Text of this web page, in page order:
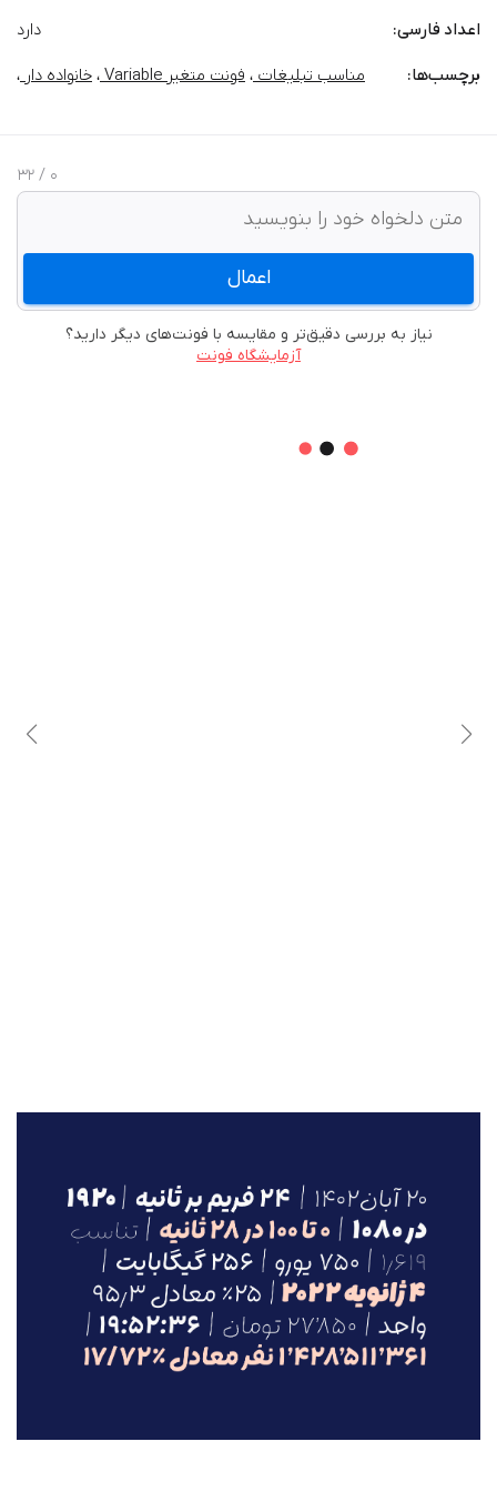
اعداد فارسی: دارد
برچسب‌‌ها: مناسب تبلیغات ، فونت متغیر Variable ، خانواده دار ،
0
/ 32
اعمال
نیاز به بررسی دقیق‌تر و مقایسه با فونت‌های دیگر دارید؟
آزمایشگاه فونت